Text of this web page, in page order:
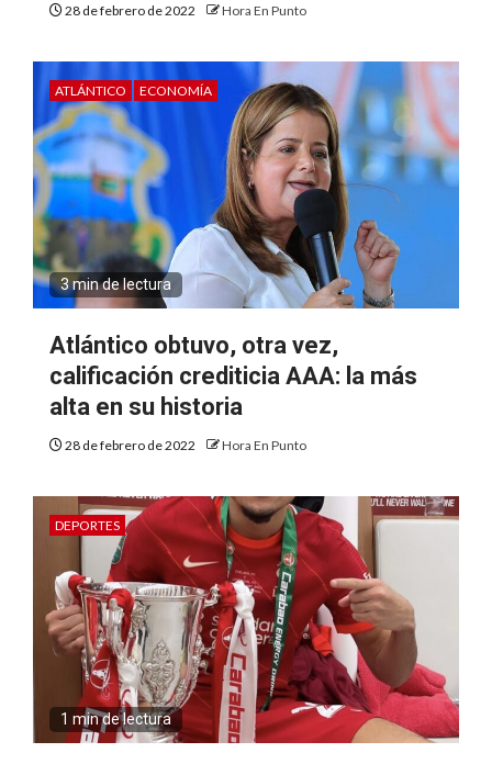
28 de febrero de 2022 Hora En Punto
ATLÁNTICO ECONOMÍA
3 min de lectura
Atlántico obtuvo, otra vez,
calificación crediticia AAA: la más
alta en su historia
28 de febrero de 2022 Hora En Punto
DEPORTES
1 min de lectura